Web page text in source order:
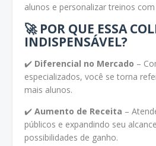
alunos e personalizar treinos
🚀 POR QUE ESSA
INDISPENSÁVEL?
✔️ Diferencial no Mercado –
especializados, você se torna
mais alunos.
✔️ Aumento de Receita –
públicos e expandindo seu
possibilidades de ganho.